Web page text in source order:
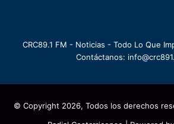
CRC89.1 FM - Noticias - Todo Lo Que
Contáctanos:
© Copyright 2026, Todos los derechos